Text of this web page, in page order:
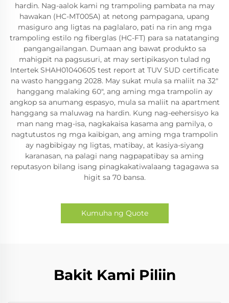
hardin. Nag-aalok kami ng trampoling pambata na may
hawakan (HC-MT005A) at netong pampagana, upang
masiguro ang ligtas na paglalaro, pati na rin ang mga
trampoling estilo ng fiberglas (HC-FT) para sa natatanging
pangangailangan. Dumaan ang bawat produkto sa
mahigpit na pagsusuri, at may sertipikasyon tulad ng
Intertek SHAH01040605 test report at TUV SUD certificate
na wasto hanggang 2028. May sukat mula sa maliit na 32"
hanggang malaking 60", ang aming mga trampolin ay
angkop sa anumang espasyo, mula sa maliit na apartment
hanggang sa maluwag na hardin. Kung nag-eehersisyo ka
man nang mag-isa, nagkakaisa kasama ang pamilya, o
nagtutustos ng mga kaibigan, ang aming mga trampolin
ay nagbibigay ng ligtas, matibay, at kasiya-siyang
karanasan, na palagi nang nagpapatibay sa aming
reputasyon bilang isang pinagkakatiwalaang tagagawa sa
higit sa 70 bansa.
Kumuha ng Quote
Bakit Kami Piliin